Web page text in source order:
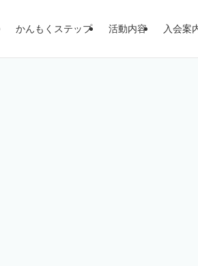
かんもくステップ 活動内容 入会案